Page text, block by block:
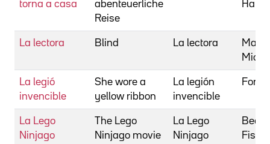
torna a casa
abenteuerliche
Reise
La lectora Blind La lectora
La legió
invencible
She wore a
yellow ribbon
La legión
invencible
Ford,
La Lego
Ninjago
The Lego
Ninjago movie
La Lego
Ninjago